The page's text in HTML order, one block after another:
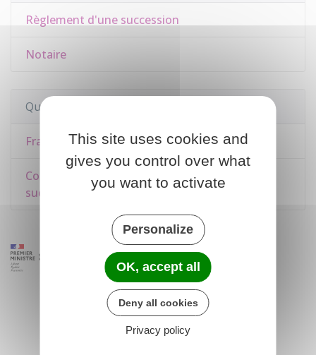
Règlement d'une succession
Notaire
Questions ? Réponses !
Frais de notaire : de quoi s'agit-il ?
Comment prouver que vous êtes héritier d'une
succession (attestation, acte de notoriété) ?
This site uses cookies and
gives you control over what
you want to activate
Personalize
OK, accept all
Deny all cookies
Privacy policy